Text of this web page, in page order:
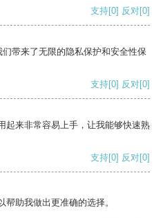
支持[0] 反对[0]
带来了无限的隐私保护和安全性保
支持[0] 反对[0]
起来非常容易上手，让我能够快速熟
支持[0] 反对[0]
助我做出更准确的选择。